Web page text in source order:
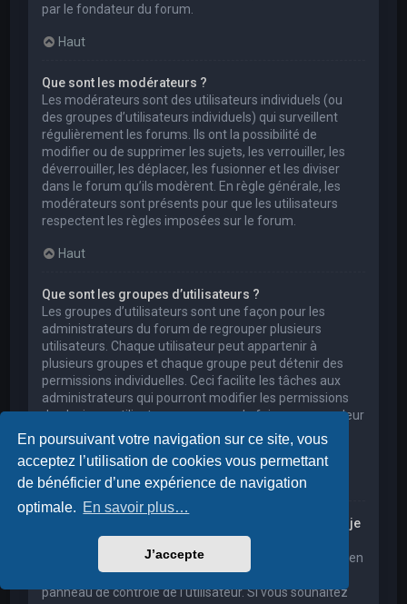
En poursuivant votre navigation sur ce site, vous
acceptez l’utilisation de cookies vous permettant
de bénéficier d’une expérience de navigation
optimale. En savoir plus…
J’accepte
par le fondateur du forum.
Haut
Que sont les modérateurs ?
Les modérateurs sont des utilisateurs individuels (ou
des groupes d’utilisateurs individuels) qui surveillent
régulièrement les forums. Ils ont la possibilité de
modifier ou de supprimer les sujets, les verrouiller, les
déverrouiller, les déplacer, les fusionner et les diviser
dans le forum qu’ils modèrent. En règle générale, les
modérateurs sont présents pour que les utilisateurs
respectent les règles imposées sur le forum.
Haut
Que sont les groupes d’utilisateurs ?
Les groupes d’utilisateurs sont une façon pour les
administrateurs du forum de regrouper plusieurs
utilisateurs. Chaque utilisateur peut appartenir à
plusieurs groupes et chaque groupe peut détenir des
permissions individuelles. Ceci facilite les tâches aux
administrateurs qui pourront modifier les permissions
de plusieurs utilisateurs en une seule fois, ou encore leur
accorder des pouvoirs de modération, ou bien leur
donner accès à un forum privé.
Haut
Où sont les groupes d’utilisateurs et comment puis-je
en rejoindre un ?
Vous pouvez consulter tous les groupes d’utilisateurs en
cliquant sur le lien « Groupes d’utilisateurs » depuis le
panneau de contrôle de l’utilisateur. Si vous souhaitez